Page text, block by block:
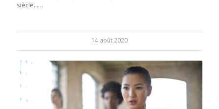
siècle...…
14 août 2020